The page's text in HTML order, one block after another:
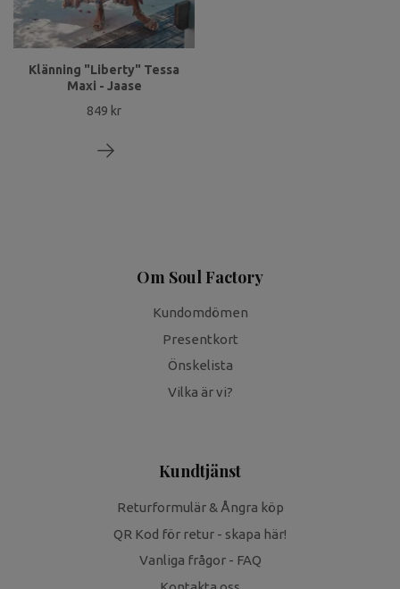
Klänning "Liberty" Tessa
Maxi - Jaase
849 kr
Om Soul Factory
Kundomdömen
Presentkort
Önskelista
Vilka är vi?
Kundtjänst
Returformulär & Ångra köp
QR Kod för retur - skapa här!
Vanliga frågor - FAQ